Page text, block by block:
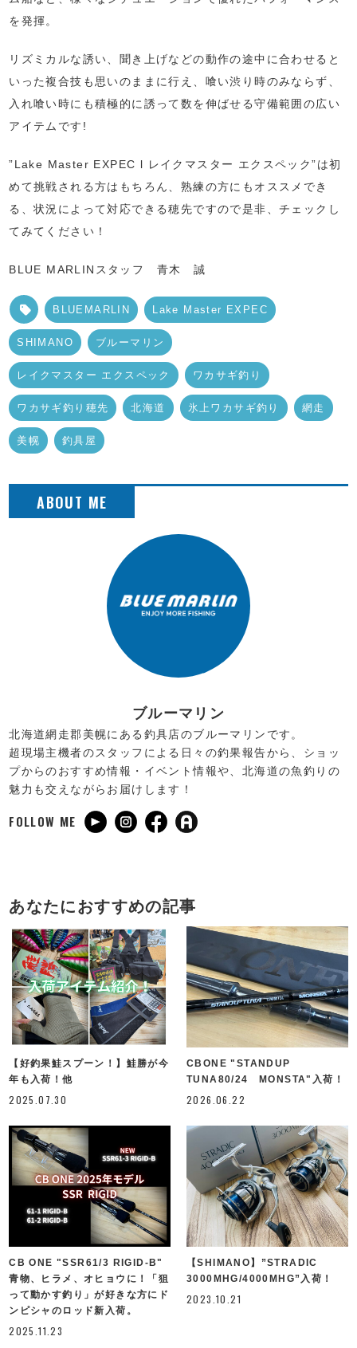
を発揮。
リズミカルな誘い、聞き上げなどの動作の途中に合わせると
いった複合技も思いのままに行え、喰い渋り時のみならず、
入れ喰い時にも積極的に誘って数を伸ばせる守備範囲の広い
アイテムです!
”Lake Master EXPEC l レイクマスター エクスペック”は初
めて挑戦される方はもちろん、熟練の方にもオススメでき
る、状況によって対応できる穂先ですので是非、チェックし
てみてください！
BLUE MARLINスタッフ 青木 誠
BLUEMARLIN Lake Master EXPEC
SHIMANO ブルーマリン
レイクマスター エクスペック ワカサギ釣り
ワカサギ釣り穂先 北海道 氷上ワカサギ釣り 網走
美幌 釣具屋
ブルーマリン
北海道網走郡美幌にある釣具店のブルーマリンです。
超現場主機者のスタッフによる日々の釣果報告から、ショッ
プからのおすすめ情報・イベント情報や、北海道の魚釣りの
魅力も交えながらお届けします！
FOLLOW ME
あなたにおすすめの記事
【好釣果鮭スプーン！】鮭勝が今
年も入荷！他
2025.07.30
CBONE "STANDUP
TUNA80/24 MONSTA"入荷！
2026.06.22
CB ONE "SSR61/3 RIGID-B"
青物、ヒラメ、オヒョウに！「狙
って動かす釣り」が好きな方にド
ンピシャのロッド新入荷。
2025.11.23
【SHIMANO】”STRADIC
3000MHG/4000MHG”入荷！
2023.10.21